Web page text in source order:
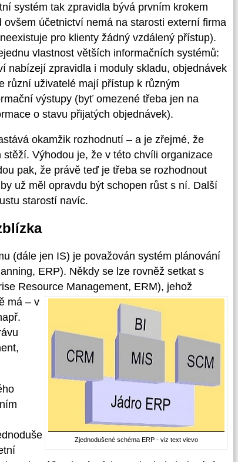
systém tak zpravidla bývá prvním krokem
účetnictví nemá na starosti externí firma
pro klienty žádný vzdálený přístup).
vlastnost větších informačních systémů:
nabízejí zpravidla i moduly skladu, objednávek
různí uživatelé mají přístup k různým
výstupy (byť omezené třeba jen na
o stavu přijatých objednávek).
okamžik rozhodnutí – a je zřejmé, že
Výhodou je, že v této chvíli organizace
pak, že právě teď je třeba se rozhodnout
už měl opravdu být schopen růst s ní. Další
starostí navíc.
(dále jen IS) je považován systém plánování
ERP). Někdy se lze rovněž setkat s
Resource Management, ERM),
Zjednodušené schéma ERP - viz text vlevo
jehož
má – v